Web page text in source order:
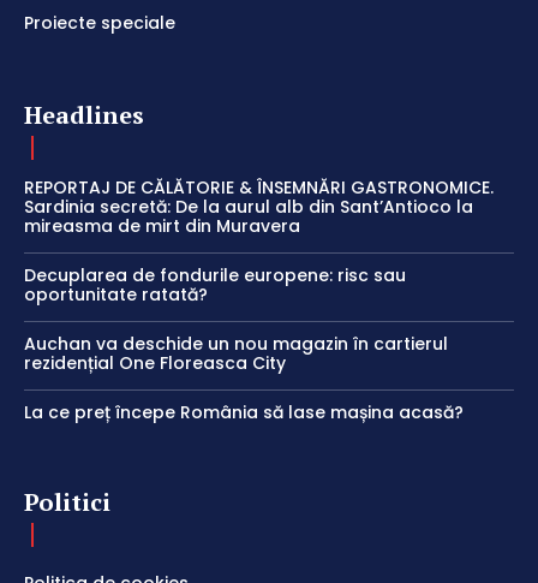
Proiecte speciale
Headlines
REPORTAJ DE CĂLĂTORIE & ÎNSEMNĂRI GASTRONOMICE.
Sardinia secretă: De la aurul alb din Sant’Antioco la
mireasma de mirt din Muravera
Decuplarea de fondurile europene: risc sau
oportunitate ratată?
Auchan va deschide un nou magazin în cartierul
rezidențial One Floreasca City
La ce preț începe România să lase mașina acasă?
Politici